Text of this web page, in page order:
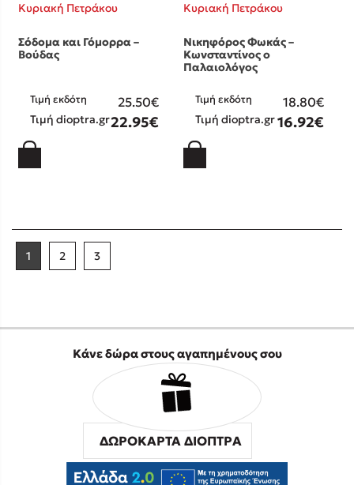
Κυριακή Πετράκου
Σόδομα και Γόμορρα –
Βούδας
Τιμή εκδότη 25.50€
Τιμή dioptra.gr22.95€
Κυριακή Πετράκου
Νικηφόρος Φωκάς –
Κωνσταντίνος ο
Παλαιολόγος
Τιμή εκδότη 18.80€
Τιμή dioptra.gr16.92€
1 2 3
Κάνε δώρα στους αγαπημένους σου
ΔΩΡΟΚΑΡΤΑ ΔΙΟΠΤΡΑ